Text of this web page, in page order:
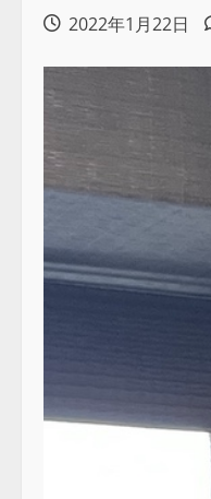
2022年1月22日